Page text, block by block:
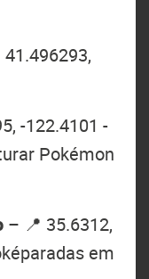
-122.4101 -
Pokémon
– 📍 35.6312,
em